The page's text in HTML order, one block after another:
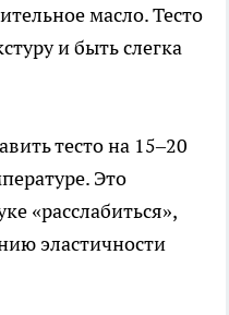
масло. Тесто
и быть слегка
тесто на 15–20
Это
«расслабиться»,
эластичности